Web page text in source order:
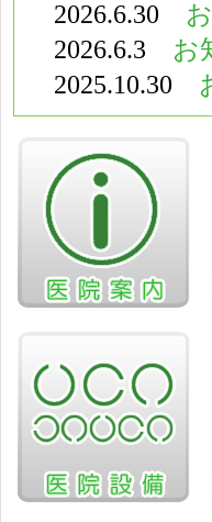
2026.6.30
2026.6.3 お
2025.10.30